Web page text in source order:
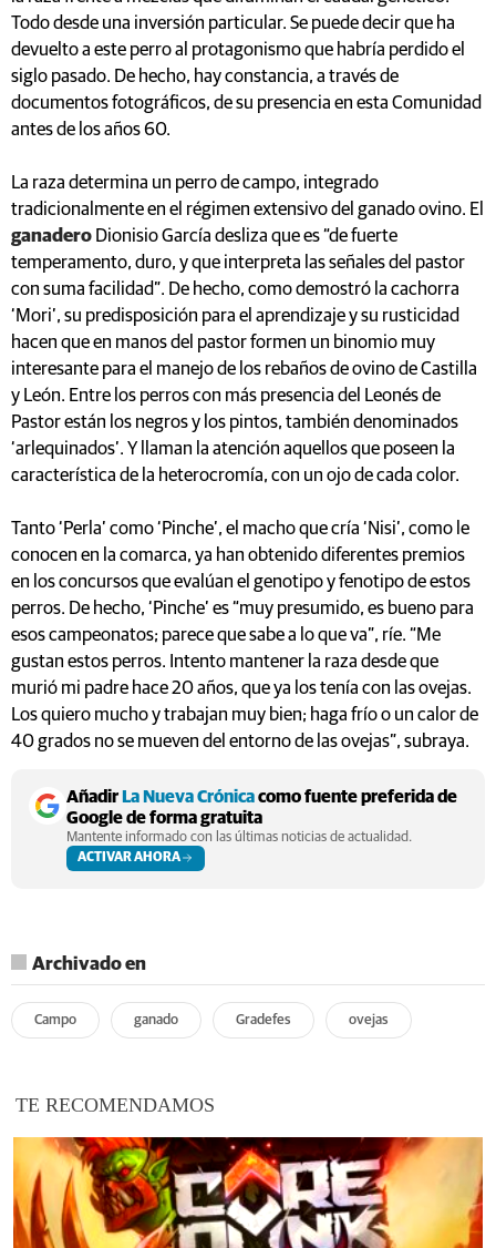
Todo desde una inversión particular. Se puede decir que ha
devuelto a este perro al protagonismo que habría perdido el
siglo pasado. De hecho, hay constancia, a través de
documentos fotográficos, de su presencia en esta Comunidad
antes de los años 60.
La raza determina un perro de campo, integrado
tradicionalmente en el régimen extensivo del ganado ovino. El
ganadero Dionisio García desliza que es “de fuerte
temperamento, duro, y que interpreta las señales del pastor
con suma facilidad”. De hecho, como demostró la cachorra
‘Mori’, su predisposición para el aprendizaje y su rusticidad
hacen que en manos del pastor formen un binomio muy
interesante para el manejo de los rebaños de ovino de Castilla
y León. Entre los perros con más presencia del Leonés de
Pastor están los negros y los pintos, también denominados
‘arlequinados’. Y llaman la atención aquellos que poseen la
característica de la heterocromía, con un ojo de cada color.
Tanto ‘Perla’ como ‘Pinche’, el macho que cría ‘Nisi’, como le
conocen en la comarca, ya han obtenido diferentes premios
en los concursos que evalúan el genotipo y fenotipo de estos
perros. De hecho, ‘Pinche’ es “muy presumido, es bueno para
esos campeonatos; parece que sabe a lo que va”, ríe. “Me
gustan estos perros. Intento mantener la raza desde que
murió mi padre hace 20 años, que ya los tenía con las ovejas.
Los quiero mucho y trabajan muy bien; haga frío o un calor de
40 grados no se mueven del entorno de las ovejas”, subraya.
AñadirLa Nueva Crónicacomo fuente preferida de
Google de forma gratuita
Mantente informado con las últimas noticias de actualidad.
ACTIVAR AHORA
Archivado en
Campo ganado Gradefes ovejas
TE RECOMENDAMOS